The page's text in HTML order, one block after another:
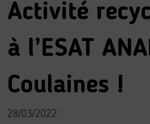
Activité
à l’ESAT
Coulaines !
28/03/2022